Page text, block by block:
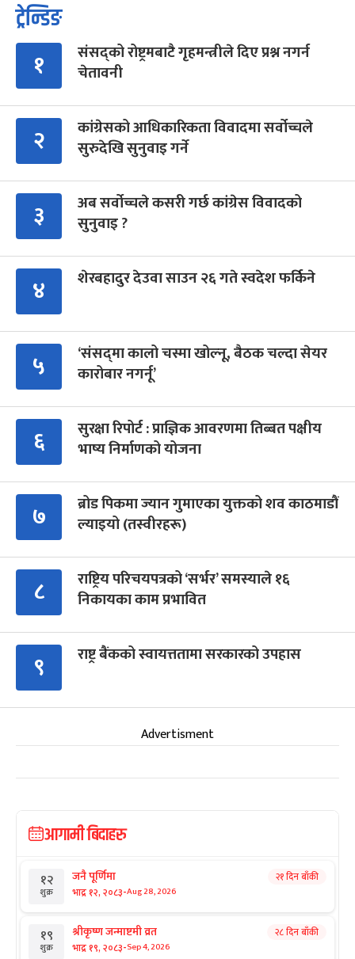
ट्रेन्डिङ
१
संसद्को रोष्ट्रमबाटै गृहमन्त्रीले दिए प्रश्न नगर्न
चेतावनी
२
कांग्रेसको आधिकारिकता विवादमा सर्वोच्चले
सुरुदेखि सुनुवाइ गर्ने
३
अब सर्वोच्चले कसरी गर्छ कांग्रेस विवादको
सुनुवाइ ?
४ शेरबहादुर देउवा साउन २६ गते स्वदेश फर्किने
५
‘संसद्‍मा कालो चस्मा खोल्नू, बैठक चल्दा सेयर
कारोबार नगर्नू’
६
सुरक्षा रिपोर्ट : प्राज्ञिक आवरणमा तिब्बत पक्षीय
भाष्य निर्माणको योजना
७
ब्रोड पिकमा ज्यान गुमाएका युक्तको शव काठमाडौं
ल्याइयो (तस्वीरहरू)
८
राष्ट्रिय परिचयपत्रको ‘सर्भर’ समस्याले १६
निकायका काम प्रभावित
९ राष्ट्र बैंकको स्वायत्ततामा सरकारको उपहास
Advertisment
आगामी बिदाहरु
१२
शुक्र
जनै पूर्णिमा
भाद्र १२, २०८३-Aug 28, 2026
२१ दिन बाँकी
१९
शुक्र
श्रीकृष्ण जन्माष्टमी व्रत
भाद्र १९, २०८३-Sep 4, 2026
२८ दिन बाँकी